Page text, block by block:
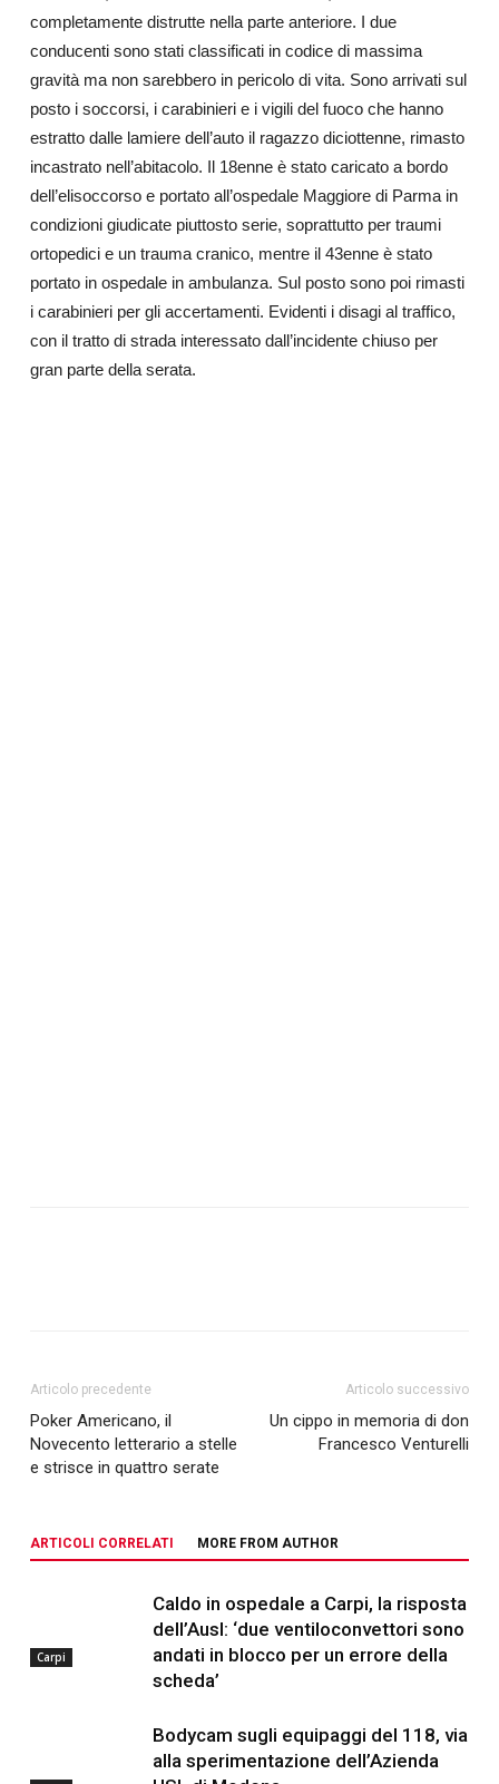
completamente distrutte nella parte anteriore. I due
conducenti sono stati classificati in codice di massima
gravità ma non sarebbero in pericolo di vita. Sono arrivati sul
posto i soccorsi, i carabinieri e i vigili del fuoco che hanno
estratto dalle lamiere dell’auto il ragazzo diciottenne, rimasto
incastrato nell’abitacolo. Il 18enne è stato caricato a bordo
dell’elisoccorso e portato all’ospedale Maggiore di Parma in
condizioni giudicate piuttosto serie, soprattutto per traumi
ortopedici e un trauma cranico, mentre il 43enne è stato
portato in ospedale in ambulanza. Sul posto sono poi rimasti
i carabinieri per gli accertamenti. Evidenti i disagi al traffico,
con il tratto di strada interessato dall’incidente chiuso per
gran parte della serata.
Articolo precedente
Poker Americano, il
Novecento letterario a stelle
e strisce in quattro serate
Articolo successivo
Un cippo in memoria di don
Francesco Venturelli
ARTICOLI CORRELATI MORE FROM AUTHOR
Carpi
Caldo in ospedale a Carpi, la risposta
dell’Ausl: ‘due ventiloconvettori sono
andati in blocco per un errore della
scheda’
Bodycam sugli equipaggi del 118, via
alla sperimentazione dell’Azienda